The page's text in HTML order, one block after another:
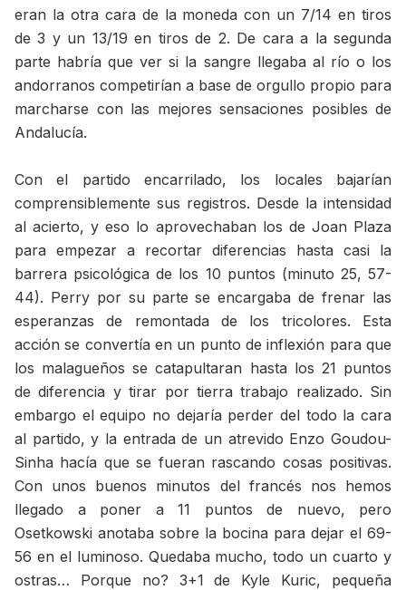
eran la otra cara de la moneda con un 7/14 en tiros
de 3 y un 13/19 en tiros de 2. De cara a la segunda
parte habría que ver si la sangre llegaba al río o los
andorranos competirían a base de orgullo propio para
marcharse con las mejores sensaciones posibles de
Andalucía.
Con el partido encarrilado, los locales bajarían
comprensiblemente sus registros. Desde la intensidad
al acierto, y eso lo aprovechaban los de Joan Plaza
para empezar a recortar diferencias hasta casi la
barrera psicológica de los 10 puntos (minuto 25, 57-
44). Perry por su parte se encargaba de frenar las
esperanzas de remontada de los tricolores. Esta
acción se convertía en un punto de inflexión para que
los malagueños se catapultaran hasta los 21 puntos
de diferencia y tirar por tierra trabajo realizado. Sin
embargo el equipo no dejaría perder del todo la cara
al partido, y la entrada de un atrevido Enzo Goudou-
Sinha hacía que se fueran rascando cosas positivas.
Con unos buenos minutos del francés nos hemos
llegado a poner a 11 puntos de nuevo, pero
Osetkowski anotaba sobre la bocina para dejar el 69-
56 en el luminoso. Quedaba mucho, todo un cuarto y
ostras… Porque no? 3+1 de Kyle Kuric, pequeña